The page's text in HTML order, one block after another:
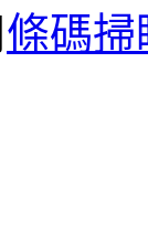
條碼掃